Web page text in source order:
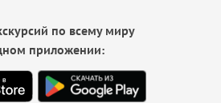
по всему миру
приложении: